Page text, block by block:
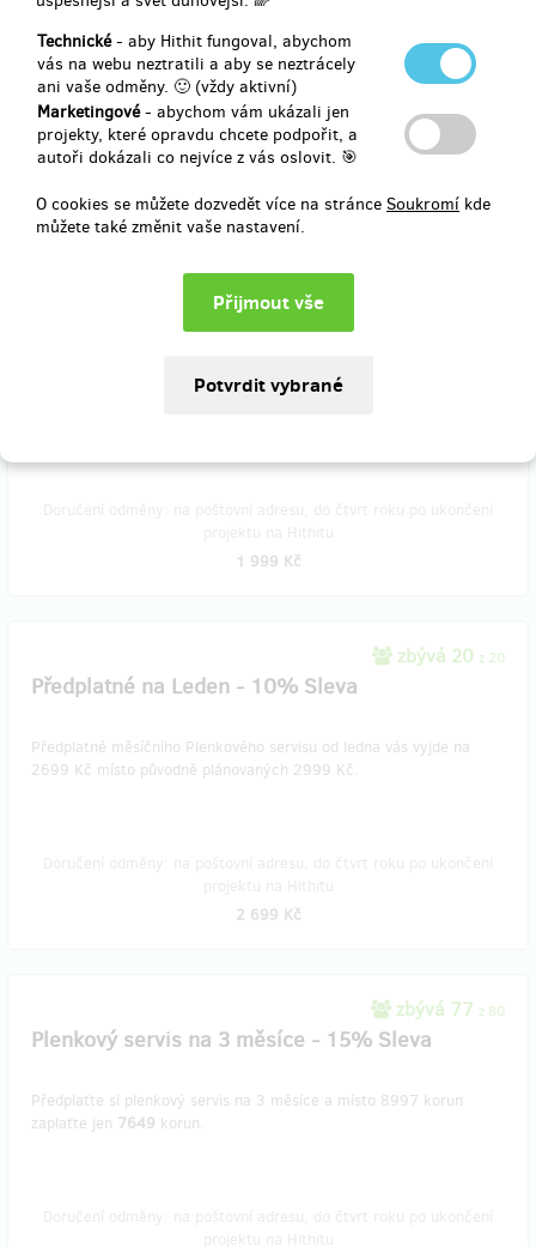
Technické- aby Hithit fungoval, abychom
vás na webu neztratili a aby se neztrácely
ani vaše odměny. 🙂 (vždy aktivní)
Marketingové- abychom vám ukázali jen
projekty, které opravdu chcete podpořit, a
autoři dokázali co nejvíce z vás oslovit. 🎯
O cookies se můžete dozvedět více na stránce Soukromí kde
můžete také změnit vaše nastavení.
Doručení odměny: na poštovní adresu, do čtvrt roku po ukončení
projektu na Hithitu
999 Kč
Testovací verze na Listopad - Sleva 34%
přesně pro vás. A když se vám nabídka zalíbí, můžete pokračovat s
1 999 Kč
zbývá 20 z 20
Předplatné na Leden - 10% Sleva
Předplatné měsíčního Plenkového servisu od ledna vás vyjde na
2699 Kč místo původně plánovaných 2999 Kč.
2 699 Kč
zbývá 77 z 80
Plenkový servis na 3 měsíce - 15% Sleva
Předplaťte si plenkový servis na 3 měsíce a místo 8997 korun
zaplaťte jen 7649 korun.